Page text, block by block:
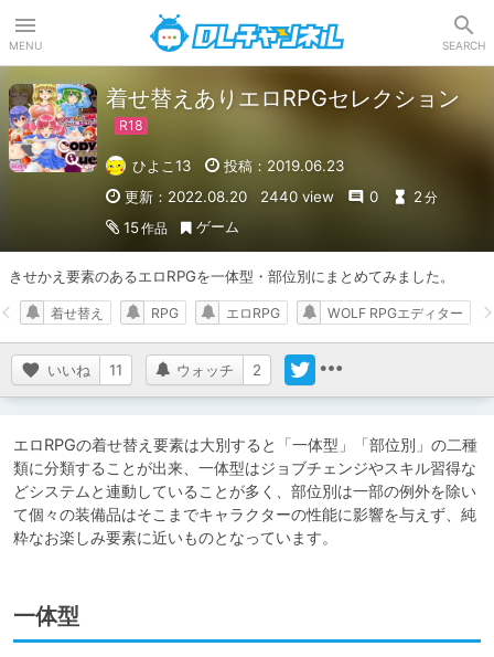
MENU SEARCH
着せ替えありエロRPGセレクション
ひよこ13
投稿：2019.06.23
更新：2022.08.20
2440 view 0 2 分
15作品 ゲーム
きせかえ要素のあるエロRPGを一体型・部位別にまとめてみました。
いいね 11 ウォッチ 2
着せ替え RPG エロRPG WOLF RPGエディター
エロRPGの着せ替え要素は大別すると「一体型」「部位別」の二種
類に分類することが出来、一体型はジョブチェンジやスキル習得な
どシステムと連動していることが多く、部位別は一部の例外を除い
て個々の装備品はそこまでキャラクターの性能に影響を与えず、純
粋なお楽しみ要素に近いものとなっています。
一体型